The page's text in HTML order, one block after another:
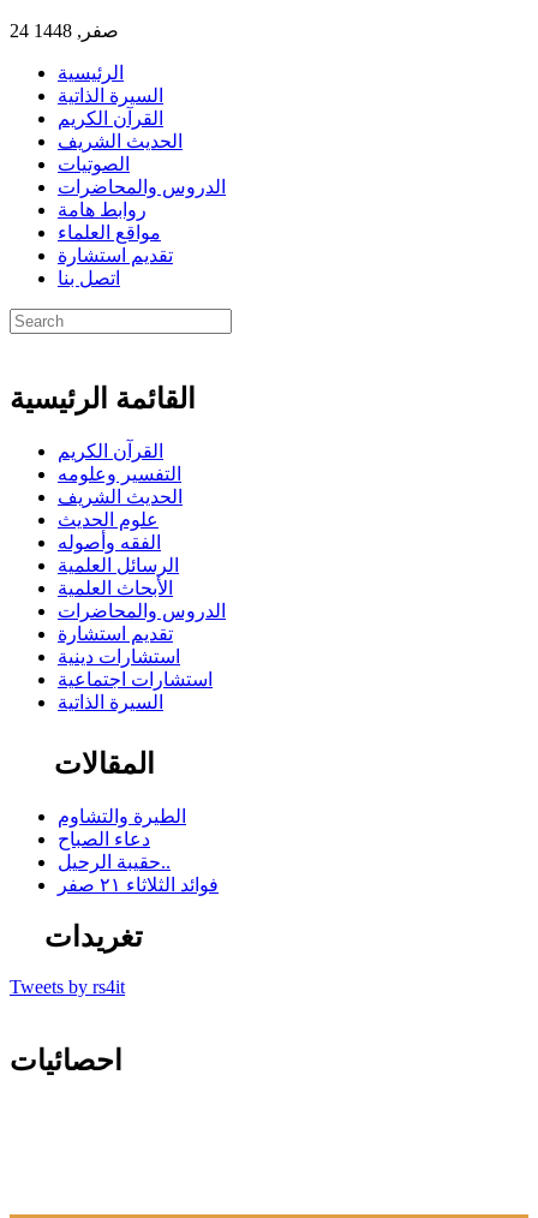
24 صفر, 1448
الرئيسية
السيرة الذاتية
القرآن الكريم
الحديث الشريف
الصوتيات
الدروس والمحاضرات
روابط هامة
مواقع العلماء
تقديم استشارة
اتصل بنا
القائمة الرئيسية
القرآن الكريم
التفسير وعلومه
الحديث الشريف
علوم الحديث
الفقه وأصوله
الرسائل العلمية
الأبحاث العلمية
الدروس والمحاضرات
تقديم استشارة
استشارات دينية
استشارات اجتماعية
السيرة الذاتية
المقالات
الطيرة والتشاوم
دعاء الصباح
حقيبة الرحيل..
فوائد الثلاثاء ٢١ صفر
تغريدات
Tweets by rs4it
احصائيات